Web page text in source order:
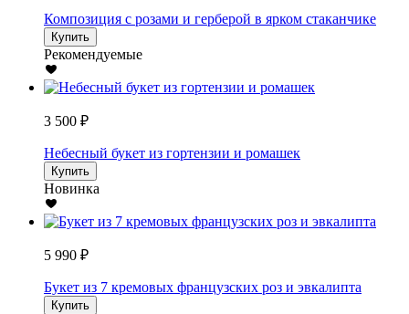
Композиция с розами и герберой в ярком стаканчике
Купить
Рекомендуемые
3 500 ₽
Небесный букет из гортензии и ромашек
Купить
Новинка
5 990 ₽
Букет из 7 кремовых французских роз и эвкалипта
Купить